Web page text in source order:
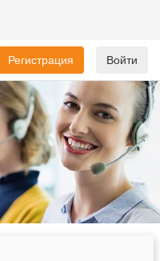
Войти
Регистрация